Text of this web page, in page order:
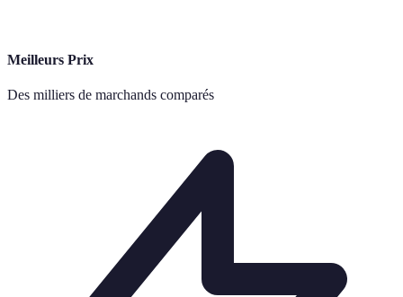
Meilleurs Prix
Des milliers de marchands comparés